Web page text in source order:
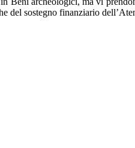
del sostegno finanziario